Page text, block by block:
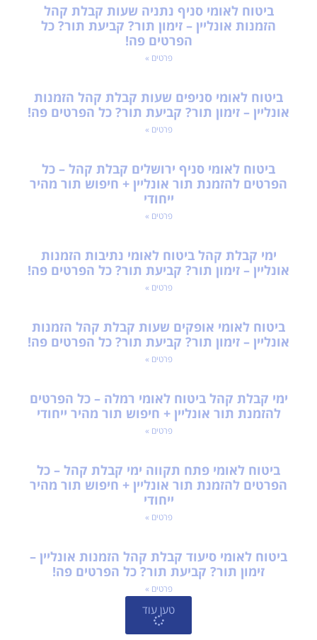
ביטוח לאומי סניף נתניה שעות קבלת קהל
הזמנות אונליין – זימון תור? קביעת תור? כל
הפרטים פה!
פרטים »
ביטוח לאומי סניפים שעות קבלת קהל הזמנות
אונליין – זימון תור? קביעת תור? כל הפרטים פה!
פרטים »
ביטוח לאומי סניף ירושלים קבלת קהל – כל
הפרטים להזמנת תור אונליין + חיפוש תור מהיר
ייחודי
פרטים »
ימי קבלת קהל ביטוח לאומי נתיבות הזמנות
אונליין – זימון תור? קביעת תור? כל הפרטים פה!
פרטים »
ביטוח לאומי אופקים שעות קבלת קהל הזמנות
אונליין – זימון תור? קביעת תור? כל הפרטים פה!
פרטים »
ימי קבלת קהל ביטוח לאומי רמלה – כל הפרטים
להזמנת תור אונליין + חיפוש תור מהיר ייחודי
פרטים »
ביטוח לאומי פתח תקווה ימי קבלת קהל – כל
הפרטים להזמנת תור אונליין + חיפוש תור מהיר
ייחודי
פרטים »
ביטוח לאומי סיעוד קבלת קהל הזמנות אונליין –
זימון תור? קביעת תור? כל הפרטים פה!
פרטים »
טען עוד